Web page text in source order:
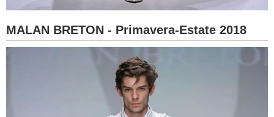
MALAN BRETON - Primavera-Estate 2018